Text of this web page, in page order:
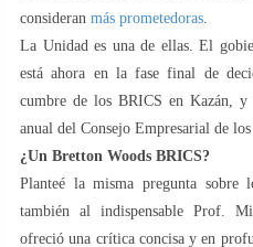
consideran más prometedoras
La Unidad es una de ellas. El
está ahora en la fase final de
cumbre de los BRICS en Kazán, y
anual del Consejo Empresarial de
¿Un Bretton Woods BRICS?
Planteé la misma pregunta sobre
también al indispensable Prof.
ofreció una crítica concisa y en